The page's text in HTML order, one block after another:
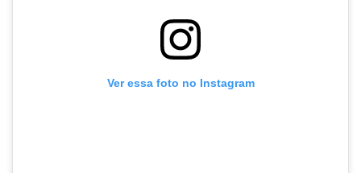
Ver essa foto no Instagram